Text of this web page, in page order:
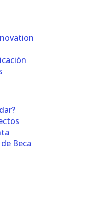
Beca